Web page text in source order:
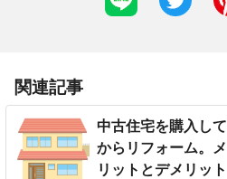
関連記事
中古住宅を購入して
からリフォーム。メ
リットとデメリット